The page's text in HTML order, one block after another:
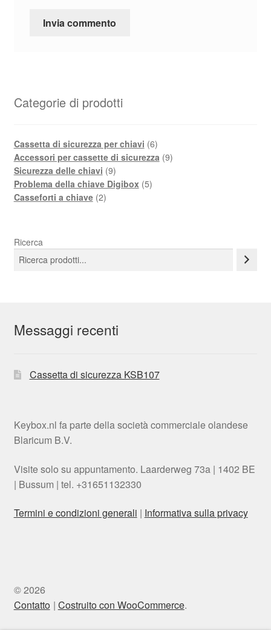
Categorie di prodotti
Cassetta di sicurezza per chiavi 6Prodotti
6
Accessori per cassette di sicurezza 9Prodotti
Sicurezza delle chiavi 9Prodotti
9
Problema della chiave Digibox 5Prodotti
Casseforti a chiave 2Prodotti
Ricerca
Messaggi recenti
Cassetta di sicurezza KSB107
Keybox.nl fa parte della società commerciale olandese
Blaricum B.V.
Visite solo su appuntamento. Laarderweg 73a | 1402 BE
| Bussum | tel. +31651132330
Termini e condizioni generali | Informativa sulla privacy
© 2026
Contatto
Costruito con WooCommerce.